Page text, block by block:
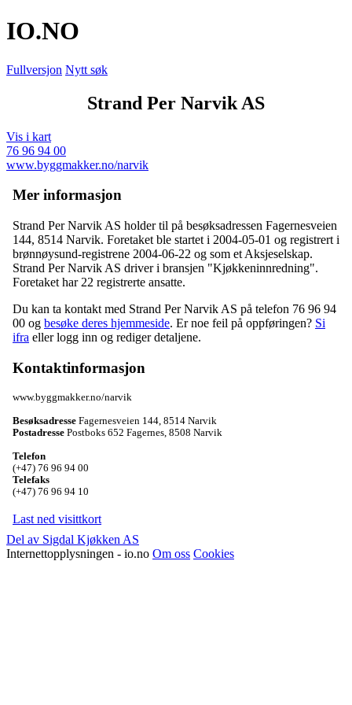
IO.NO
Fullversjon Nytt søk
Strand Per Narvik AS
Vis i kart
76 96 94 00
www.byggmakker.no/narvik
Mer informasjon
Strand Per Narvik AS holder til på besøksadressen Fagernesveien
144, 8514 Narvik. Foretaket ble startet i 2004-05-01 og registrert i
brønnøysund-registrene 2004-06-22 og som et Aksjeselskap.
Strand Per Narvik AS driver i bransjen "Kjøkkeninnredning".
Foretaket har 22 registrerte ansatte.
Du kan ta kontakt med Strand Per Narvik AS på telefon 76 96 94
00 og besøke deres hjemmeside. Er noe feil på oppføringen? Si
ifra eller logg inn og rediger detaljene.
Kontaktinformasjon
www.byggmakker.no/narvik
Besøksadresse Fagernesveien 144 8514 Narvik
Postadresse Postboks 652 Fagernes 8508 Narvik
Telefon
(+47) 76 96 94 00
Telefaks
(+47) 76 96 94 10
Last ned visittkort
Del av Sigdal Kjøkken AS
Internettopplysningen - io.no Om oss Cookies